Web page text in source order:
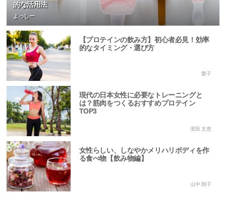
的な活用法
よっしー
【プロテインの飲み方】初心者必見！効率
的なタイミング・選び方
愛子
現代の日本女性に必要なトレーニングと
は？筋肉をつくるおすすめプロテイン
TOP3
濱田 文恵
女性らしい、しなやかメリハリボディを作
る食べ物【飲み物編】
山中 朗子